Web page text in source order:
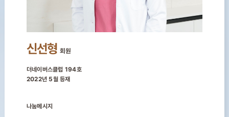
신선형 회원
더네이버스클럽 194호
2022년 5월 등재
나눔메시지